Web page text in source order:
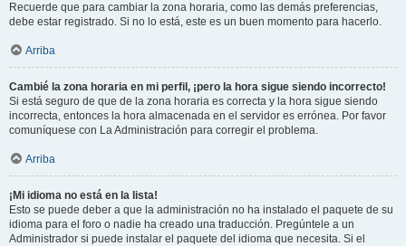
Recuerde que para cambiar la zona horaria, como las demás preferencias,
debe estar registrado. Si no lo está, este es un buen momento para hacerlo.
Arriba
Cambié la zona horaria en mi perfil, ¡pero la hora sigue siendo incorrecto!
Si está seguro de que de la zona horaria es correcta y la hora sigue siendo
incorrecta, entonces la hora almacenada en el servidor es errónea. Por favor
comuníquese con La Administración para corregir el problema.
Arriba
¡Mi idioma no está en la lista!
Esto se puede deber a que la administración no ha instalado el paquete de su
idioma para el foro o nadie ha creado una traducción. Pregúntele a un
Administrador si puede instalar el paquete del idioma que necesita. Si el